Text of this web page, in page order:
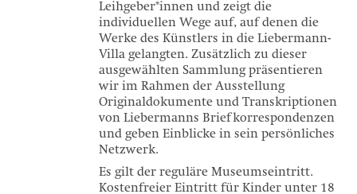
Leihgeber*innen und zeigt die
individuellen Wege auf, auf denen die
Werke des Künstlers in die Liebermann-
Villa gelangten. Zusätzlich zu dieser
ausgewählten Sammlung präsentieren
wir im Rahmen der Ausstellung
Originaldokumente und Transkriptionen
von Liebermanns Briefkorrespondenzen
und geben Einblicke in sein persönliches
Netzwerk.
Es gilt der reguläre Museumseintritt.
Kostenfreier Eintritt für Kinder unter 18